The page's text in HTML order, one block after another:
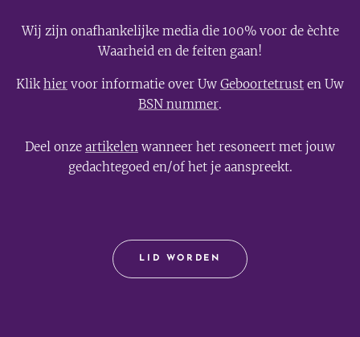
Wij zijn onafhankelijke media die 100% voor de èchte
Waarheid en de feiten gaan!
Klikhier voor informatie over Uw Geboortetrust en Uw
BSN nummer.
Deel onze artikelen wanneer het resoneert met jouw
gedachtegoed en/of het je aanspreekt.
LID WORDEN